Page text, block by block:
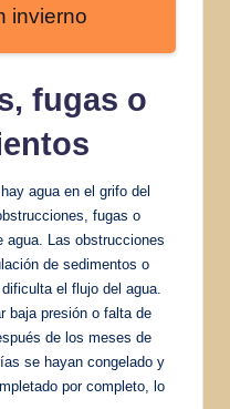
invierno
fugas o
agua en el grifo del
fugas o
agua. Las obstrucciones
de sedimentos o
el flujo del agua.
baja presión o falta de
de los meses de
se hayan congelado y
por completo, lo